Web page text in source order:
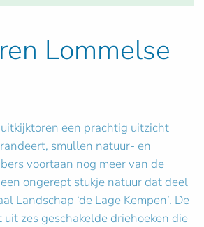
Lommelse
een prachtig uitzicht
smullen natuur- en
voortaan nog meer van de
ongerept stukje natuur dat deel
Landschap ‘de Lage Kempen’. De
zes geschakelde driehoeken die